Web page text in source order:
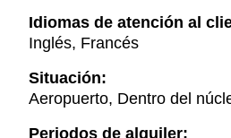
Idiomas de atención al
Inglés, Francés
Situación:
Aeropuerto, Dentro del
Periodos de alquiler: